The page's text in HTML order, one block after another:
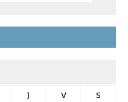
J V
S